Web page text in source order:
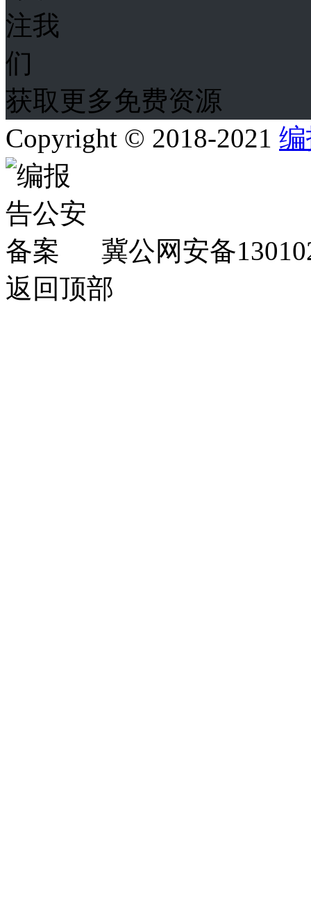
获取更多免费资源
Copyright © 2018-2021
冀公网安备
返回顶部